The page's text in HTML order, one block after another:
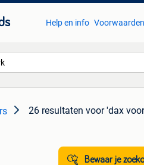
Help en info Voorwaarden
26 resultaten voor 'dax
Bewaar je